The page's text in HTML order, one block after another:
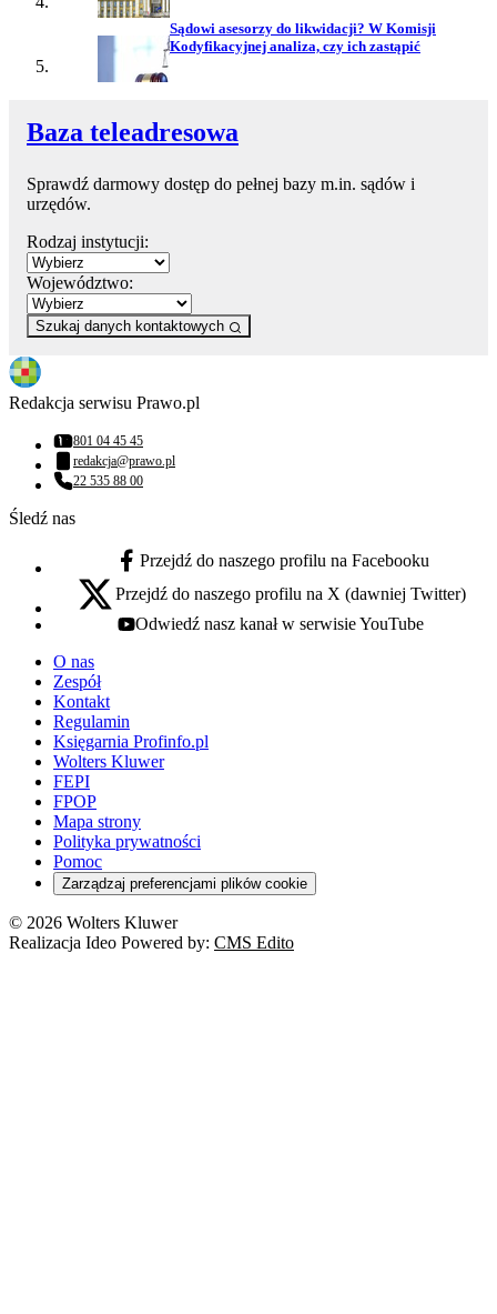
Sądowi asesorzy do likwidacji? W Komisji
Kodyfikacyjnej analiza, czy ich zastąpić
Baza teleadresowa
Sprawdź darmowy dostęp do pełnej bazy m.in. sądów i
urzędów.
Rodzaj instytucji:
Województwo:
Szukaj danych kontaktowych
Redakcja serwisu Prawo.pl
Numer telefonu:
801 04 45 45
Adres email:
redakcja@prawo.pl
Numer telefonu:
22 535 88 00
Śledź nas
facebook - otwiera się w nowej karcie
Przejdź do naszego profilu na Facebooku
x - otwiera się w nowej karcie
Przejdź do naszego profilu na X (dawniej Twitter)
youtube - otwiera się w nowej karcie
Odwiedź nasz kanał w serwisie YouTube
O nas
Zespół
Kontakt
Regulamin
Księgarnia Profinfo.pl
Wolters Kluwer
FEPI
FPOP
Mapa strony
Polityka prywatności
Pomoc
Zarządzaj preferencjami plików cookie
© 2026 Wolters Kluwer
Realizacja Ideo Powered by: CMS Edito